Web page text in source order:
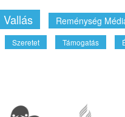
Vallás Reménység
Szeretet Támogatás